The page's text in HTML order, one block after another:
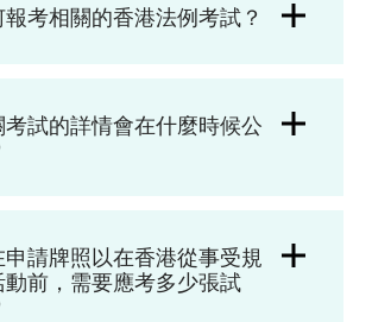
報考相關的香港法例考試？
考試的詳情會在什麼時候公
申請牌照以在香港從事受規
動前，需要應考多少張試